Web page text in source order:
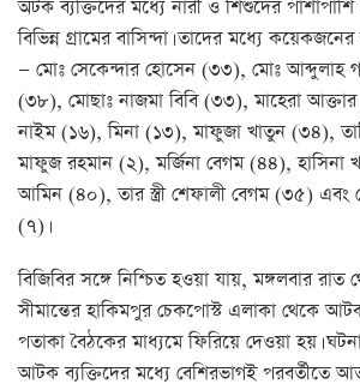
অটক ব্যক্তিদের মধ্যে নারী ও শিশুদের
বিভিন্ন গ্রামের বাসিন্দা। তাদের মধ্যে
— মোঃ সেকেন্দার হোসেন (৩৩), মোঃ আব্দুলাহ
(৩৮), মোছাঃ নাজমা বিবি (৩৩), মাহেরা
নাইম (১৬), মিনা (১৩), মাফুজা খাতুন (৩৪),
মাফুজ রহমান (২), মর্জিনা বেগম (৪৪),
আমিন (৪০), তার স্ত্রী শেফালী বেগম (৩৫) এবং
(৭)।
বিজিবির সঙ্গে নিশ্চিত হওয়া যায়, মঙ্গলবার
সীমান্তের হাকিমপুর চেকপোস্ট এলাকা থেকে
পতাকা বৈঠকের মাধ্যমে ফিরিয়ে দেওয়া হয়।
আটক ব্যক্তিদের মধ্যে বেশিরভাগই পরবর্তীতে